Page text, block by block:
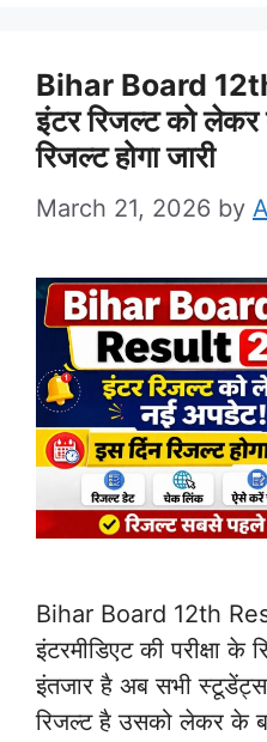
Bihar Board
इंटर रिजल्ट को
रिजल्ट होगा जारी
March 21, 2026 by
Bihar Board 12th
इंटरमीडिएट की परीक्षा के
इंतजार है अब सभी
रिजल्ट है उसको लेकर के